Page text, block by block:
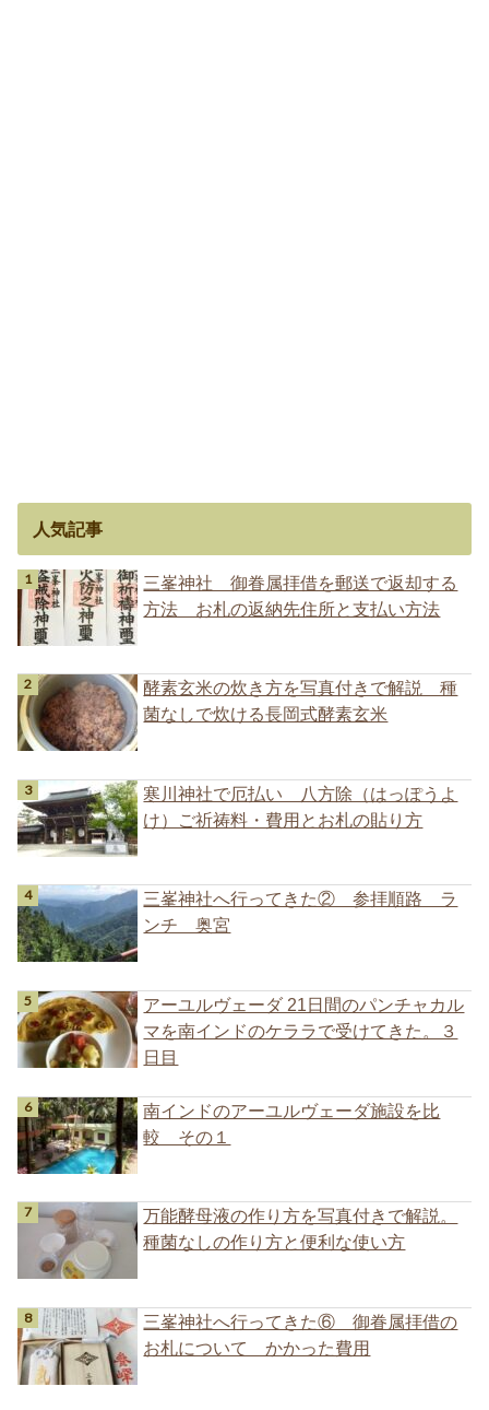
人気記事
三峯神社 御眷属拝借を郵送で返却する
方法 お札の返納先住所と支払い方法
酵素玄米の炊き方を写真付きで解説 種
菌なしで炊ける長岡式酵素玄米
寒川神社で厄払い 八方除（はっぽうよ
け）ご祈祷料・費用とお札の貼り方
三峯神社へ行ってきた② 参拝順路 ラ
ンチ 奥宮
アーユルヴェーダ 21日間のパンチャカル
マを南インドのケララで受けてきた。３
日目
南インドのアーユルヴェーダ施設を比
較 その１
万能酵母液の作り方を写真付きで解説。
種菌なしの作り方と便利な使い方
三峯神社へ行ってきた⑥ 御眷属拝借の
お札について かかった費用